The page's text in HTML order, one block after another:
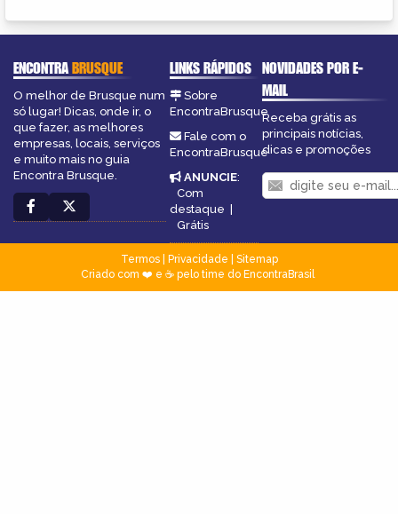
ENCONTRABRUSQUE
O melhor de Brusque num
só lugar! Dicas, onde ir, o
que fazer, as melhores
empresas, locais, serviços
e muito mais no guia
Encontra Brusque.
LINKS RÁPIDOS
Sobre
EncontraBrusque
Fale com o
EncontraBrusque
ANUNCIE:
Com
destaque
Grátis
NOVIDADES POR E-
MAIL
Receba grátis as
principais notícias,
dicas e promoções
Termos| Privacidade
Sitemap
Criado com ❤️ e ☕ pelo time do EncontraBrasil